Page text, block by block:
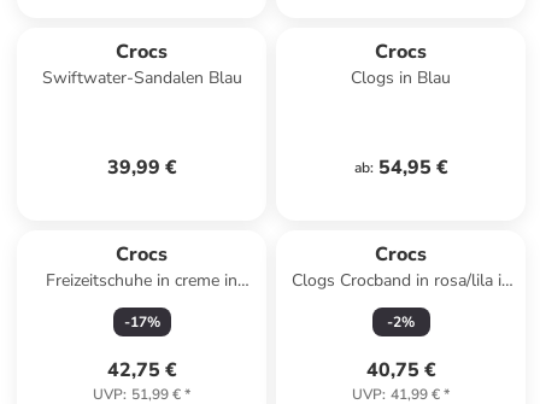
Crocs
Swiftwater-Sandalen Blau
39,99 €
Crocs
Clogs in Blau
ab: 54,95 €
Crocs
Freizeitschuhe in creme in
creme
-17%
42,75 €
UVP: 51,99 €*
Crocs
Clogs Crocband in rosa/lila in
rosa/lila
-2%
40,75 €
UVP: 41,99 €*